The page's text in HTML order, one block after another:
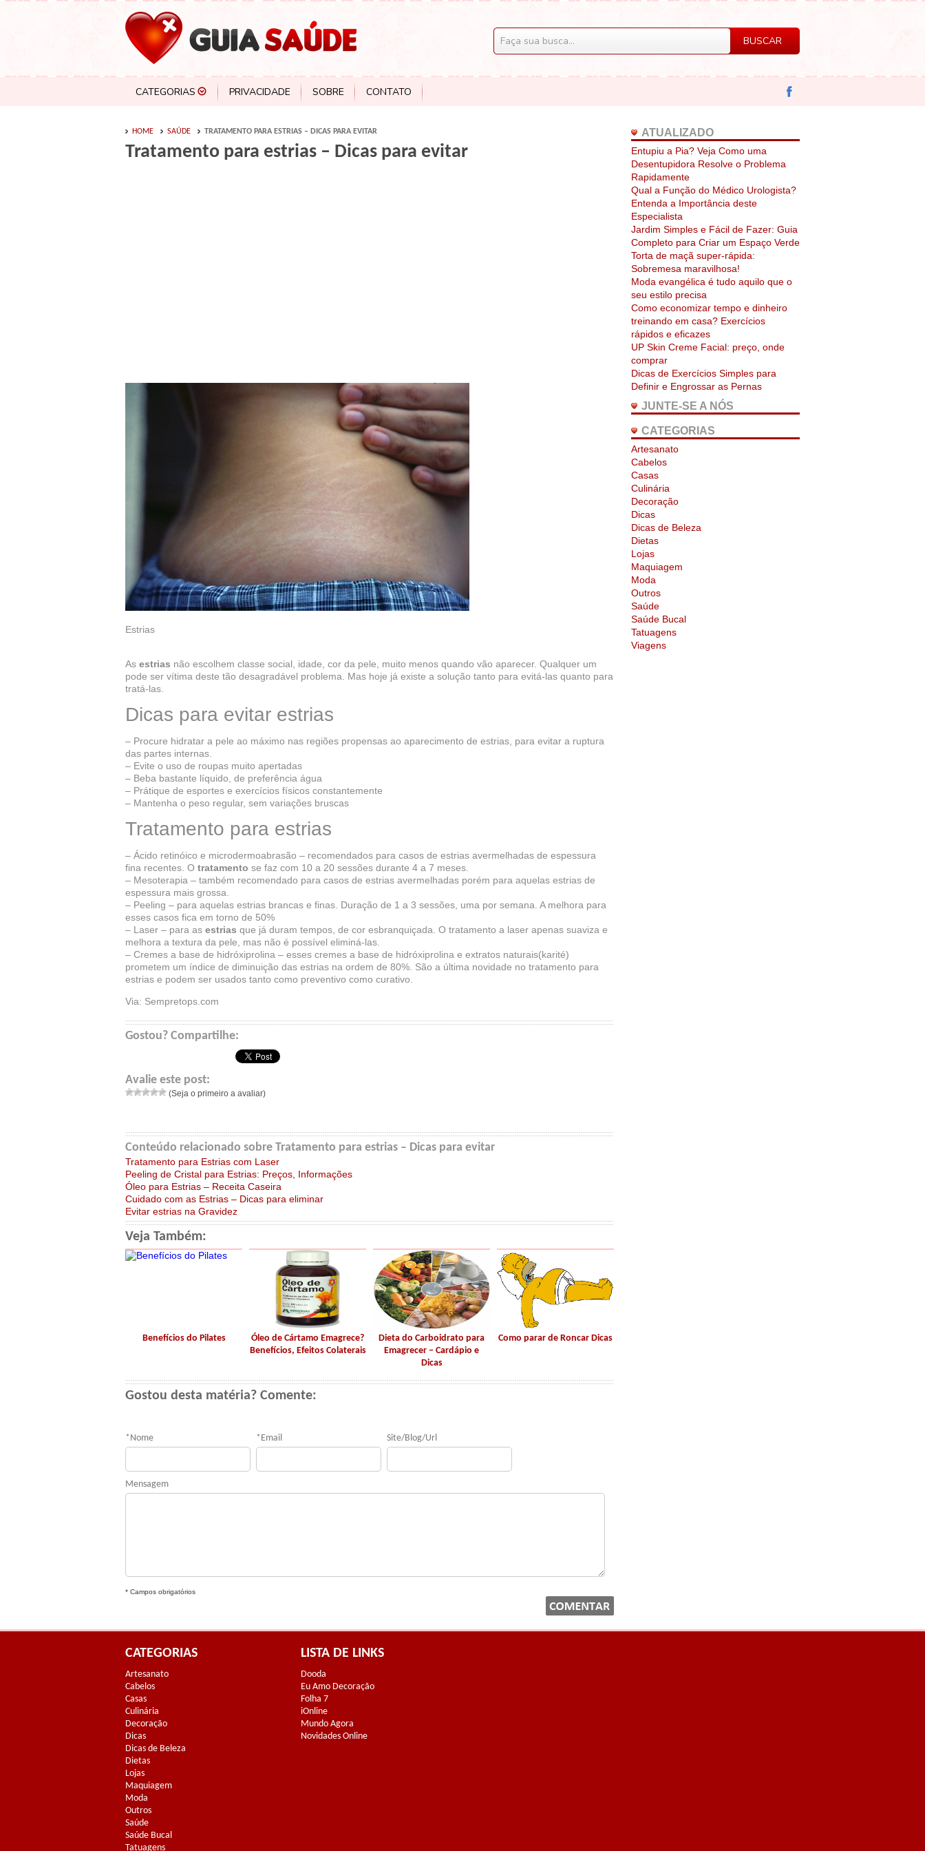
CATEGORIAS PRIVACIDADE SOBRE CONTATO
HOME SAÚDE TRATAMENTO PARA ESTRIAS – DICAS PARA EVITAR
Tratamento para estrias – Dicas para evitar
Estrias
As estrias não escolhem classe social, idade, cor da pele, muito menos quando vão aparecer. Qualquer um
pode ser vítima deste tão desagradável problema. Mas hoje já existe a solução tanto para evitá-las quanto para
tratá-las.
Dicas para evitar estrias
– Procure hidratar a pele ao máximo nas regiões propensas ao aparecimento de estrias, para evitar a ruptura
das partes internas.
– Evite o uso de roupas muito apertadas
– Beba bastante líquido, de preferência água
– Prátique de esportes e exercícios físicos constantemente
– Mantenha o peso regular, sem variações bruscas
Tratamento para estrias
– Ácido retinóico e microdermoabrasão – recomendados para casos de estrias avermelhadas de espessura
fina recentes. O tratamento se faz com 10 a 20 sessões durante 4 a 7 meses.
– Mesoterapia – também recomendado para casos de estrias avermelhadas porém para aquelas estrias de
espessura mais grossa.
– Peeling – para aquelas estrias brancas e finas. Duração de 1 a 3 sessões, uma por semana. A melhora para
esses casos fica em torno de 50%
– Laser – para as estrias que já duram tempos, de cor esbranquiçada. O tratamento a laser apenas suaviza e
melhora a textura da pele, mas não é possível eliminá-las.
– Cremes a base de hidróxiprolina – esses cremes a base de hidróxiprolina e extratos naturais(karité)
prometem um índice de diminuição das estrias na ordem de 80%. São a última novidade no tratamento para
estrias e podem ser usados tanto como preventivo como curativo.
Via: Sempretops.com
Gostou? Compartilhe:
Avalie este post:
(Seja o primeiro a avaliar)
Conteúdo relacionado sobre Tratamento para estrias – Dicas para evitar
Tratamento para Estrias com Laser
Peeling de Cristal para Estrias: Preços, Informações
Óleo para Estrias – Receita Caseira
Cuidado com as Estrias – Dicas para eliminar
Evitar estrias na Gravidez
Veja Também:
Benefícios do Pilates
Óleo de Cártamo Emagrece?
Benefícios, Efeitos Colaterais
Dieta do Carboidrato para
Emagrecer – Cardápio e
Dicas
Como parar de Roncar Dicas
Gostou desta matéria? Comente:
* Nome * Email Site/Blog/Url
Mensagem
* Campos obrigatórios
ATUALIZADO
Entupiu a Pia? Veja Como uma
Desentupidora Resolve o Problema
Rapidamente
Qual a Função do Médico Urologista?
Entenda a Importância deste
Especialista
Jardim Simples e Fácil de Fazer: Guia
Completo para Criar um Espaço Verde
Torta de maçã super-rápida:
Sobremesa maravilhosa!
Moda evangélica é tudo aquilo que o
seu estilo precisa
Como economizar tempo e dinheiro
treinando em casa? Exercícios
rápidos e eficazes
UP Skin Creme Facial: preço, onde
comprar
Dicas de Exercícios Simples para
Definir e Engrossar as Pernas
JUNTE-SE A NÓS
CATEGORIAS
Artesanato
Cabelos
Casas
Culinária
Decoração
Dicas
Dicas de Beleza
Dietas
Lojas
Maquiagem
Moda
Outros
Saúde
Saúde Bucal
Tatuagens
Viagens
CATEGORIAS
Artesanato
Cabelos
Casas
Culinária
Decoração
Dicas
Dicas de Beleza
Dietas
Lojas
Maquiagem
Moda
Outros
Saúde
Saúde Bucal
Tatuagens
LISTA DE LINKS
Dooda
Eu Amo Decoração
Folha 7
iOnline
Mundo Agora
Novidades Online